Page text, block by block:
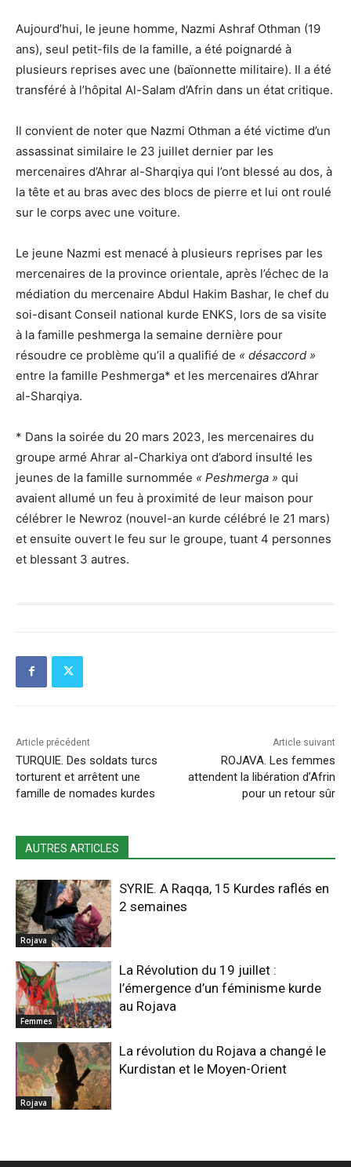
Aujourd’hui, le jeune homme, Nazmi Ashraf Othman (19
ans), seul petit-fils de la famille, a été poignardé à
plusieurs reprises avec une (baïonnette militaire). Il a été
transféré à l’hôpital Al-Salam d’Afrin dans un état critique.
Il convient de noter que Nazmi Othman a été victime d’un
assassinat similaire le 23 juillet dernier par les
mercenaires d’Ahrar al-Sharqiya qui l’ont blessé au dos, à
la tête et au bras avec des blocs de pierre et lui ont roulé
sur le corps avec une voiture.
Le jeune Nazmi est menacé à plusieurs reprises par les
mercenaires de la province orientale, après l’échec de la
médiation du mercenaire Abdul Hakim Bashar, le chef du
soi-disant Conseil national kurde ENKS, lors de sa visite
à la famille peshmerga la semaine dernière pour
résoudre ce problème qu’il a qualifié de « désaccord »
entre la famille Peshmerga* et les mercenaires d’Ahrar
al-Sharqiya.
* Dans la soirée du 20 mars 2023, les mercenaires du
groupe armé Ahrar al-Charkiya ont d’abord insulté les
jeunes de la famille surnommée « Peshmerga » qui
avaient allumé un feu à proximité de leur maison pour
célébrer le Newroz (nouvel-an kurde célébré le 21 mars)
et ensuite ouvert le feu sur le groupe, tuant 4 personnes
et blessant 3 autres.
Article précédent
TURQUIE. Des soldats turcs
torturent et arrêtent une
famille de nomades kurdes
Article suivant
ROJAVA. Les femmes
attendent la libération d’Afrin
pour un retour sûr
AUTRES ARTICLES
Rojava
SYRIE. A Raqqa, 15 Kurdes raflés en
2 semaines
Femmes
La Révolution du 19 juillet :
l’émergence d’un féminisme kurde
au Rojava
Rojava
La révolution du Rojava a changé le
Kurdistan et le Moyen-Orient